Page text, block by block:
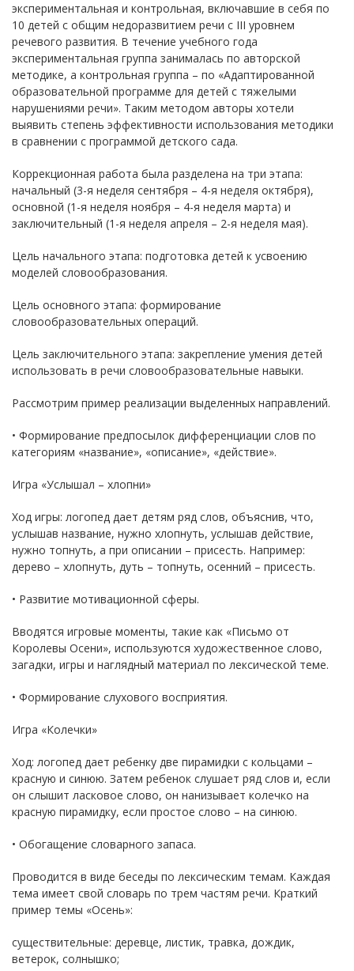
экспериментальная и контрольная, включавшие в себя по
10 детей с общим недоразвитием речи с III уровнем
речевого развития. В течение учебного года
экспериментальная группа занималась по авторской
методике, а контрольная группа – по «Адаптированной
образовательной программе для детей с тяжелыми
нарушениями речи». Таким методом авторы хотели
выявить степень эффективности использования методики
в сравнении с программой детского сада.
Коррекционная работа была разделена на три этапа:
начальный (3-я неделя сентября – 4-я неделя октября),
основной (1-я неделя ноября – 4-я неделя марта) и
заключительный (1-я неделя апреля – 2-я неделя мая).
Цель начального этапа: подготовка детей к усвоению
моделей словообразования.
Цель основного этапа: формирование
словообразовательных операций.
Цель заключительного этапа: закрепление умения детей
использовать в речи словообразовательные навыки.
Рассмотрим пример реализации выделенных направлений.
• Формирование предпосылок дифференциации слов по
категориям «название», «описание», «действие».
Игра «Услышал – хлопни»
Ход игры: логопед дает детям ряд слов, объяснив, что,
услышав название, нужно хлопнуть, услышав действие,
нужно топнуть, а при описании – присесть. Например:
дерево – хлопнуть, дуть – топнуть, осенний – присесть.
• Развитие мотивационной сферы.
Вводятся игровые моменты, такие как «Письмо от
Королевы Осени», используются художественное слово,
загадки, игры и наглядный материал по лексической теме.
• Формирование слухового восприятия.
Игра «Колечки»
Ход: логопед дает ребенку две пирамидки с кольцами –
красную и синюю. Затем ребенок слушает ряд слов и, если
он слышит ласковое слово, он нанизывает колечко на
красную пирамидку, если простое слово – на синюю.
• Обогащение словарного запаса.
Проводится в виде беседы по лексическим темам. Каждая
тема имеет свой словарь по трем частям речи. Краткий
пример темы «Осень»:
существительные: деревце, листик, травка, дождик,
ветерок, солнышко;